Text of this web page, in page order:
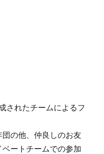
されたチームによるフ
の他、仲良しのお友
ートチームでの参加